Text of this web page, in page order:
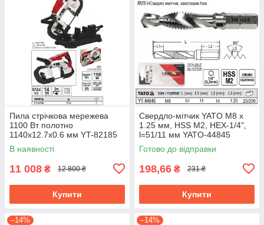
Пила стрічкова мережева
1100 Вт полотно
1140х12.7х0.6 мм YT-82185
В наявності
11 008 ₴ 12 800 ₴
Купити
Свердло-мітчик YATO М8 х
1.25 мм, HSS М2, HEX-1/4",
l=51/11 мм YATO-44845
Готово до відправки
198,66 ₴ 231 ₴
Купити
–14% –14%